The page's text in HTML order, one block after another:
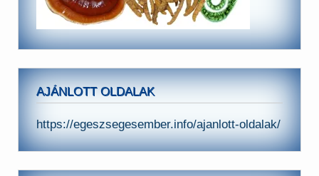
AJÁNLOTT OLDALAK
https://egeszsegesember.info/ajanlott-oldalak/